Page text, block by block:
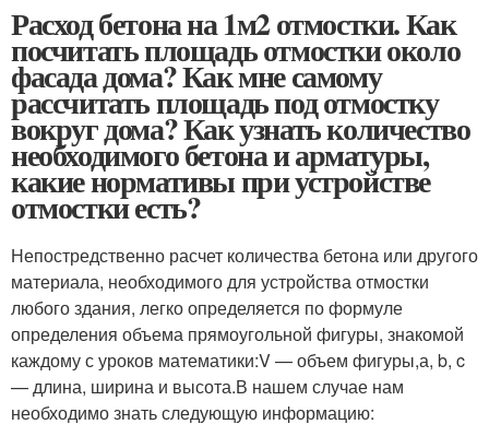
Расход бетона на 1м2 отмостки. Как
посчитать площадь отмостки около
фасада дома? Как мне самому
рассчитать площадь под отмостку
вокруг дома? Как узнать количество
необходимого бетона и арматуры,
какие нормативы при устройстве
отмостки есть?
Непостредственно расчет количества бетона или другого
материала, необходимого для устройства отмостки
любого здания, легко определяется по формуле
определения объема прямоугольной фигуры, знакомой
каждому с уроков математики:V — объем фигуры,а, b, c
— длина, ширина и высота.В нашем случае нам
необходимо знать следующую информацию: